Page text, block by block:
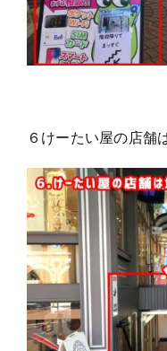
６けーたい屋の店舗